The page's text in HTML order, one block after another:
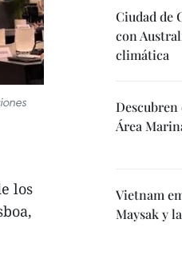
los
Ciudad de
con
climática
Descubren
Área
Vietnam
Maysak y